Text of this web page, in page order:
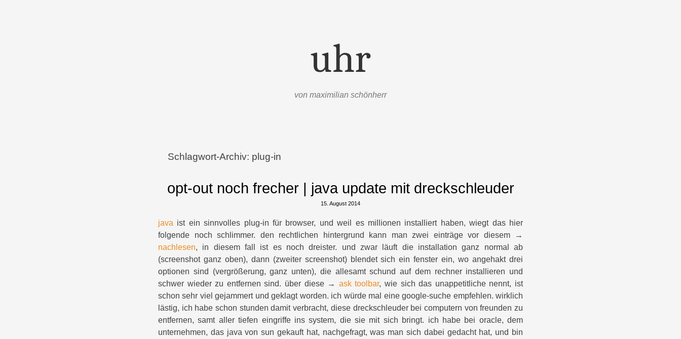
uhr
von maximilian schönherr
Schlagwort-Archiv: plug-in
opt-out noch frecher | java update mit dreckschleuder
15. August 2014
java ist ein sinnvolles plug-in für browser, und weil es millionen installiert haben, wiegt das hier
folgende noch schlimmer. den rechtlichen hintergrund kann man zwei einträge vor diesem →
nachlesen, in diesem fall ist es noch dreister. und zwar läuft die installation ganz normal ab
(screenshot ganz oben), dann (zweiter screenshot) blendet sich ein fenster ein, wo angehakt drei
optionen sind (vergrößerung, ganz unten), die allesamt schund auf dem rechner installieren und
schwer wieder zu entfernen sind. über diese → ask toolbar, wie sich das unappetitliche nennt, ist
schon sehr viel gejammert und geklagt worden. ich würde mal eine google-suche empfehlen. wirklich
lästig, ich habe schon stunden damit verbracht, diese dreckschleuder bei computern von freunden zu
entfernen, samt aller tiefen eingriffe ins system, die sie mit sich bringt. ich habe bei oracle, dem
unternehmen, das java von sun gekauft hat, nachgefragt, was man sich dabei gedacht hat, und bin